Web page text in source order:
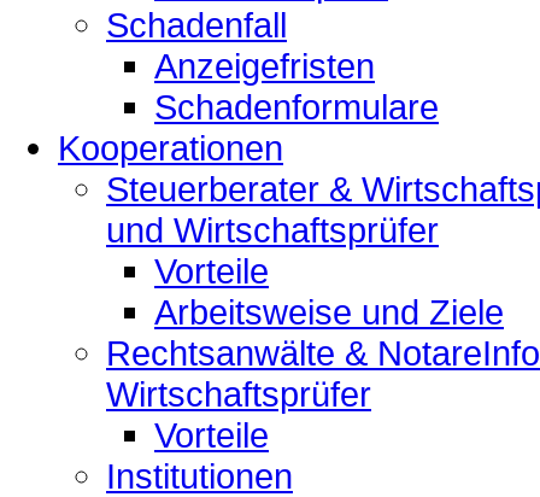
Schadenfall
Anzeigefristen
Schadenformulare
Kooperationen
Steuerberater &
und Wirtschaftsprüfer
Vorteile
Arbeitsweise und Ziele
Rechtsanwälte & Notare
Wirtschaftsprüfer
Vorteile
Institutionen